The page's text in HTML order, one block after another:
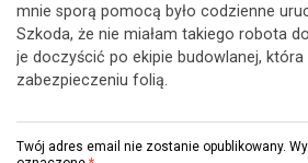
mnie sporą pomocą było codzienne
Szkoda, że nie miałam takiego robota
je doczyścić po ekipie budowlanej, która
zabezpieczeniu folią.
Twój adres email nie zostanie opublikowany.